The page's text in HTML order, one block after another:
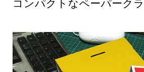
コンパクトなペーパークラ